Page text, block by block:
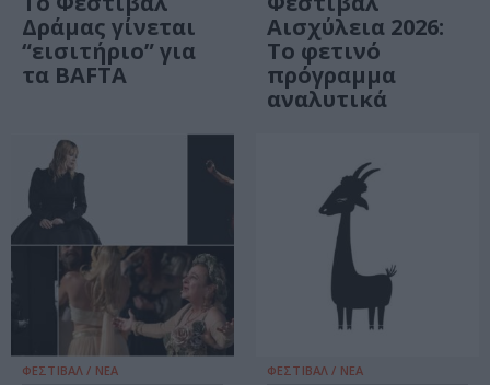
Δράμας γίνεται
“εισιτήριο” για
τα BAFTA
Αισχύλεια 2026:
Το φετινό
πρόγραμμα
αναλυτικά
ΦΕΣΤΙΒΑΛ / ΝΕΑ ΦΕΣΤΙΒΑΛ / ΝΕΑ